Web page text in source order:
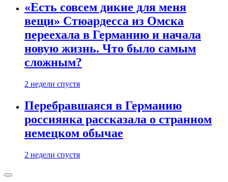
«Есть совсем дикие для меня
вещи» Стюардесса из Омска
переехала в Германию и начала
новую жизнь. Что было самым
сложным?
2 недели спустя
Перебравшаяся в Германию
россиянка рассказала о странном
немецком обычае
2 недели спустя